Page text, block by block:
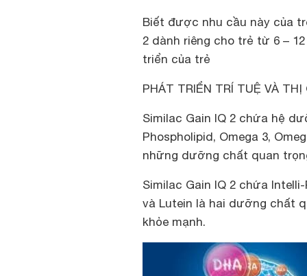
Biết được nhu cầu này của
2 dành riêng cho trẻ từ 6 –
triển của trẻ
PHÁT TRIỂN TRÍ TUỆ VÀ THỊ
Similac Gain IQ 2 chứa hệ
Phospholipid, Omega 3,
những dưỡng chất quan
Similac Gain IQ 2 chứa
và Lutein là hai dưỡng chất
khỏe mạnh.